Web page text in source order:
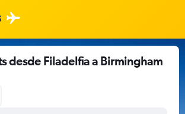
desde Filadelfia a Birmingham